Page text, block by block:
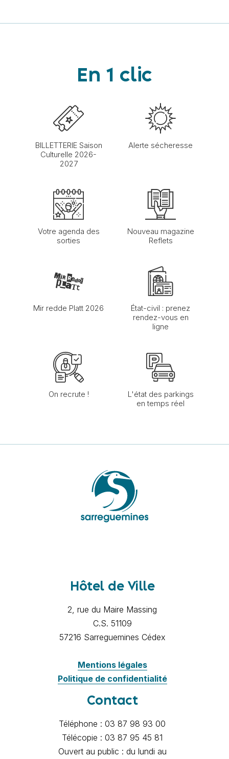
En 1 clic
BILLETTERIE Saison
Culturelle 2026-
2027
Alerte sécheresse
Votre agenda des
sorties
Nouveau magazine
Reflets
Mir redde Platt 2026
État-civil : prenez
rendez-vous en
ligne
On recrute !
L'état des parkings
en temps réel
Hôtel de Ville
2, rue du Maire Massing
C.S. 51109
57216 Sarreguemines Cédex
Mentions légales
Politique de confidentialité
Contact
Téléphone : 03 87 98 93 00
Télécopie : 03 87 95 45 81
Ouvert au public : du lundi au